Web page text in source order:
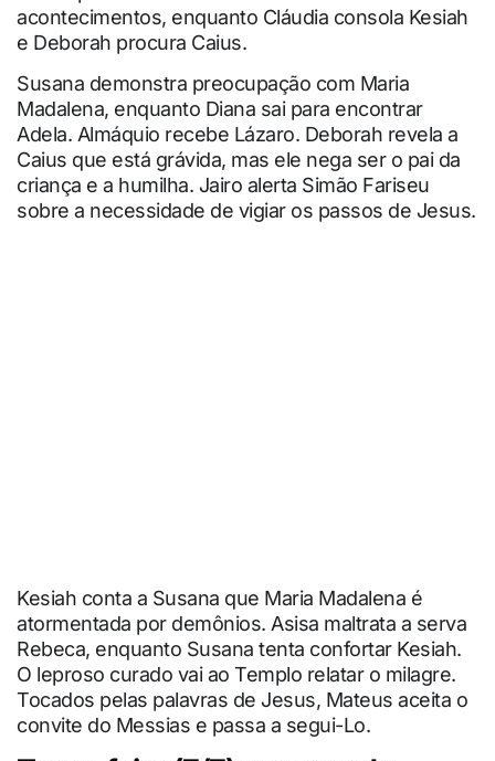
acontecimentos, enquanto Cláudia consola Kesiah
e Deborah procura Caius.
Susana demonstra preocupação com Maria
Madalena, enquanto Diana sai para encontrar
Adela. Almáquio recebe Lázaro. Deborah revela a
Caius que está grávida, mas ele nega ser o pai da
criança e a humilha. Jairo alerta Simão Fariseu
sobre a necessidade de vigiar os passos de Jesus.
Kesiah conta a Susana que Maria Madalena é
atormentada por demônios. Asisa maltrata a serva
Rebeca, enquanto Susana tenta confortar Kesiah.
O leproso curado vai ao Templo relatar o milagre.
Tocados pelas palavras de Jesus, Mateus aceita o
convite do Messias e passa a segui-Lo.